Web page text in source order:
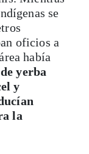
se
oficios a
había
yerba
y
la